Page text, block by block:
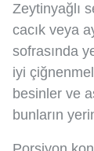
Zeytinyağlı
cacık veya
sofrasında
iyi
besinler ve
bunların